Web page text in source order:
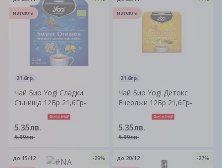
21.6гр.
Чай Био Yogi Сладки
Сънища 12Бр 21,6Гр-
5.35лв.
5.99лв.
изтекла
21.6гр.
Чай Био Yogi Детокс
Енерджи 12Бр 21,6Гр-
5.35лв.
5.99лв.
изтекла
до 15/12
-29%
до 20/12
-27%